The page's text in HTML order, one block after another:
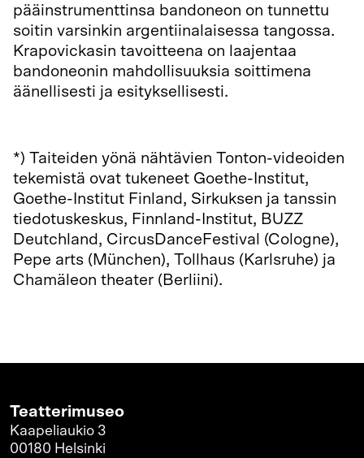
pääinstrumenttinsa bandoneon on tunnettu
soitin varsinkin argentiinalaisessa tangossa.
Krapovickasin tavoitteena on laajentaa
bandoneonin mahdollisuuksia soittimena
äänellisesti ja esityksellisesti.
*) Taiteiden yönä nähtävien Tonton-videoiden
tekemistä ovat tukeneet Goethe-Institut,
Goethe-Institut Finland, Sirkuksen ja tanssin
tiedotuskeskus, Finnland-Institut, BUZZ
Deutchland, CircusDanceFestival (Cologne),
Pepe arts (München), Tollhaus (Karlsruhe) ja
Chamäleon theater (Berliini).
Teatterimuseo
Kaapeliaukio 3
00180 Helsinki